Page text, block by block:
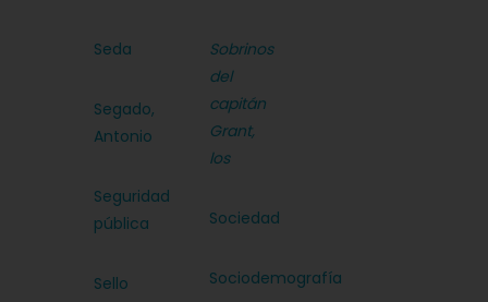
Seda
Segado,
Antonio
Seguridad
pública
Sello
Sobrinos
del
capitán
Grant,
los
Sociedad
Sociodemografía